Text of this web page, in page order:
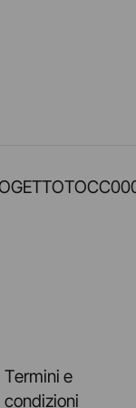
Termini e
condizioni